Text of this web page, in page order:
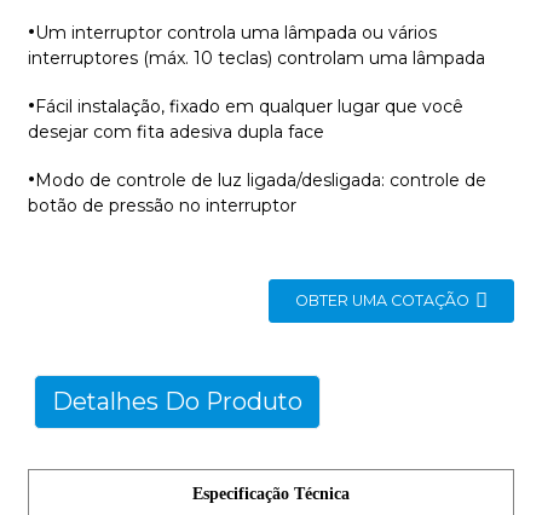
·Um interruptor controla uma lâmpada ou vários
interruptores (máx. 10 teclas) controlam uma lâmpada
·Fácil instalação, fixado em qualquer lugar que você
desejar com fita adesiva dupla face
·Modo de controle de luz ligada/desligada: controle de
botão de pressão no interruptor
OBTER UMA COTAÇÃO
Detalhes Do Produto
Especificação Técnica